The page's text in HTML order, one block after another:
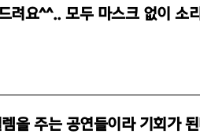
려요^^.. 모두 마스크 없이
을 주는 공연들이라 기회가